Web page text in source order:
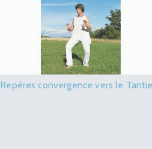
Repères convergence vers le